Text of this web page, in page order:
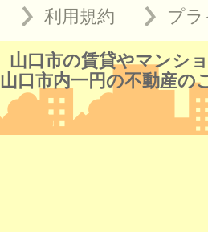
利用規約 プ
山口市の賃貸やマンシ
山口市内一円の不動産の